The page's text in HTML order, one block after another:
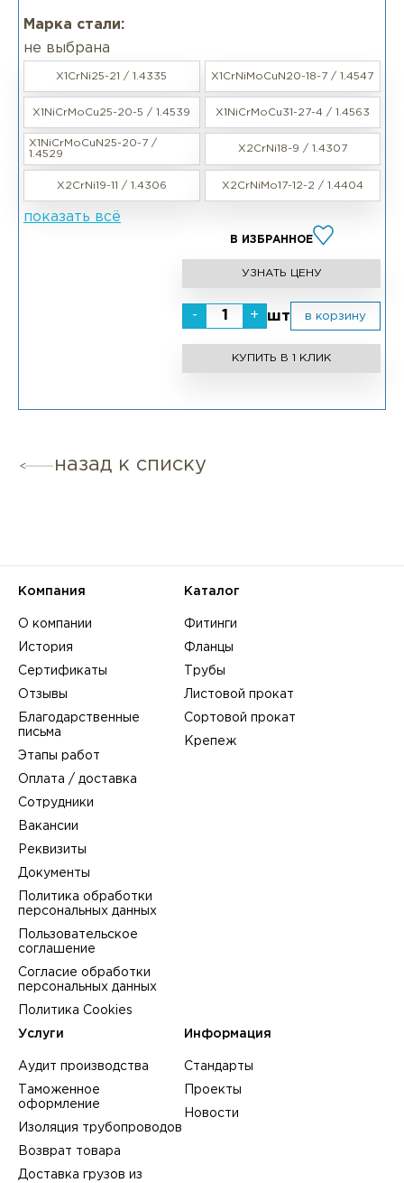
Марка стали:
не выбрана
X1CrNi25-21 / 1.4335 X1CrNiMoCuN20-18-7 / 1.4547
X1NiCrMoCu25-20-5 / 1.4539 X1NiCrMoCu31-27-4 / 1.4563
X1NiCrMoCuN25-20-7 /
1.4529
X2CrNi18-9 / 1.4307
X2CrNi19-11 / 1.4306 X2CrNiMo17-12-2 / 1.4404
показать всё
В ИЗБРАННОЕ
УЗНАТЬ ЦЕНУ
- + шт в корзину
КУПИТЬ В 1 КЛИК
назад к списку
Компания
О компании
История
Сертификаты
Отзывы
Благодарственные
письма
Этапы работ
Оплата / доставка
Сотрудники
Вакансии
Реквизиты
Документы
Политика обработки
персональных данных
Пользовательское
соглашение
Согласие обработки
персональных данных
Политика Cookies
Каталог
Фитинги
Фланцы
Трубы
Листовой прокат
Сортовой прокат
Крепеж
Услуги
Аудит производства
Таможенное
оформление
Изоляция трубопроводов
Возврат товара
Доставка грузов из
Информация
Стандарты
Проекты
Новости